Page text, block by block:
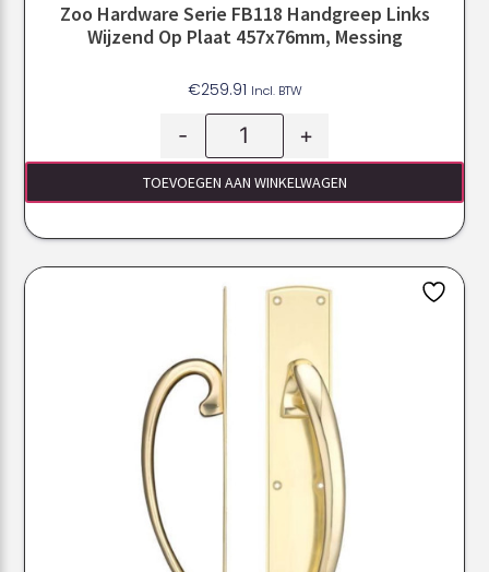
Zoo Hardware Serie FB118 Handgreep Links
Wijzend Op Plaat 457x76mm, Messing
€259.91 Incl. BTW
- +
TOEVOEGEN AAN WINKELWAGEN